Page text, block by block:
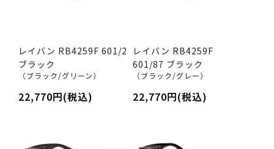
レイバン RB4259F 601/2
ブラック
（ブラック/グリーン）
22,770円(税込)
レイバン RB4259F
601/87 ブラック
（ブラック/グレー）
22,770円(税込)